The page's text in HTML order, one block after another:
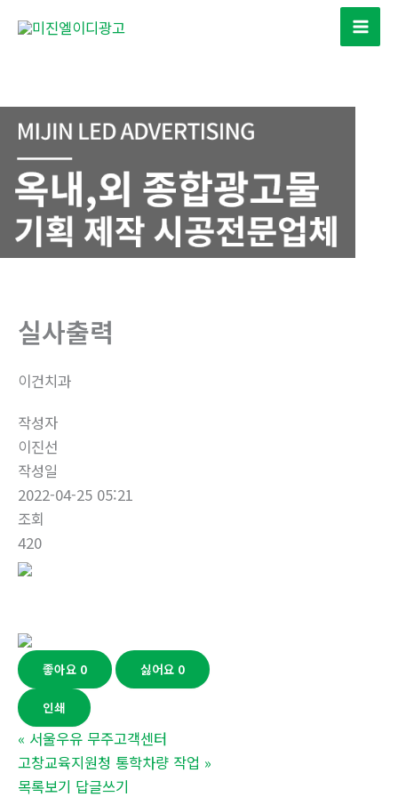
건
실사출력
이건치과
작성자
이진선
작성일
2022-04-25 05:21
조회
420
좋아요 0 싫어요 0
인쇄
« 서울우유 무주고객센터
고창교육지원청 통학차량 작업 »
목록보기 답글쓰기